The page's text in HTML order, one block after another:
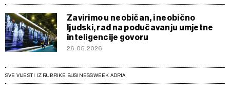
Zavirimo u neobičan, i neobično
ljudski, rad na podučavanju umjetne
inteligencije govoru
26.05.2026
SVE VIJESTI IZ RUBRIKE BUSINESSWEEK ADRIA